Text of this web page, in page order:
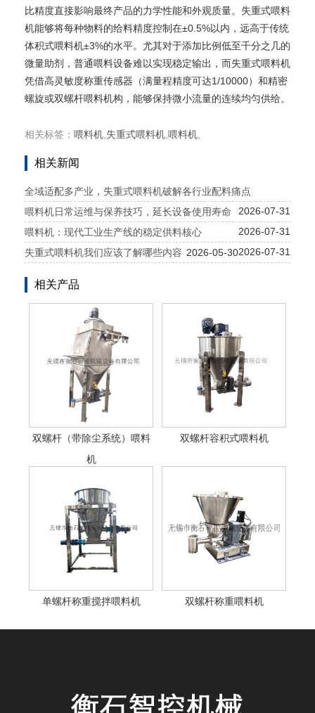
比精度直接影响最终产品的力学性能和外观质量。失重式喂料
机能够将每种物料的给料精度控制在±0.5%以内，远高于传统
体积式喂料机±3%的水平。尤其对于添加比例低至千分之几的
微量助剂，普通喂料设备难以实现稳定输出，而失重式喂料机
凭借高灵敏度称重传感器（满量程精度可达1/10000）和精密
螺旋或双螺杆喂料机构，能够保持微小流量的连续均匀供给。
相关标签： 喂料机 失重式喂料机 喂料机
相关新闻
全域适配多产业，失重式喂料机破解各行业配料痛点
2026-07-31
喂料机日常运维与保养技巧，延长设备使用寿命
2026-07-31
喂料机：现代工业生产线的稳定供料核心
2026-07-31
失重式喂料机我们应该了解哪些内容 2026-05-30
相关产品
双螺杆（带除尘系统）喂料
机
双螺杆容积式喂料机
单螺杆称重搅拌喂料机 双螺杆称重喂料机